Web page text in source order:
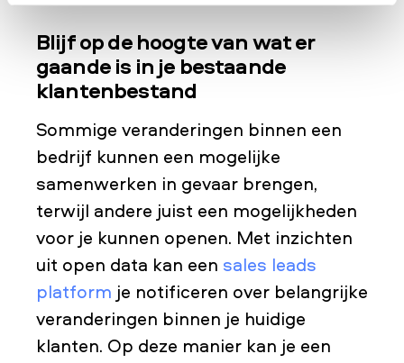
Blijf op de hoogte van wat er
gaande is in je bestaande
klantenbestand
Sommige veranderingen binnen een
bedrijf kunnen een mogelijke
samenwerken in gevaar brengen,
terwijl andere juist een mogelijkheden
voor je kunnen openen. Met inzichten
uit open data kan een sales leads
platform je notificeren over belangrijke
veranderingen binnen je huidige
klanten. Op deze manier kan je een